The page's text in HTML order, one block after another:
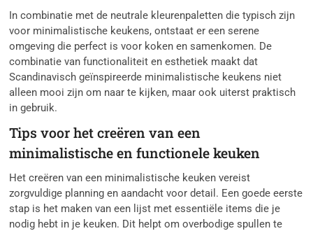
In combinatie met de neutrale kleurenpaletten die typisch zijn
voor minimalistische keukens, ontstaat er een serene
omgeving die perfect is voor koken en samenkomen. De
combinatie van functionaliteit en esthetiek maakt dat
Scandinavisch geïnspireerde minimalistische keukens niet
alleen mooi zijn om naar te kijken, maar ook uiterst praktisch
in gebruik.
Tips voor het creëren van een
minimalistische en functionele keuken
Het creëren van een minimalistische keuken vereist
zorgvuldige planning en aandacht voor detail. Een goede eerste
stap is het maken van een lijst met essentiële items die je
nodig hebt in je keuken. Dit helpt om overbodige spullen te